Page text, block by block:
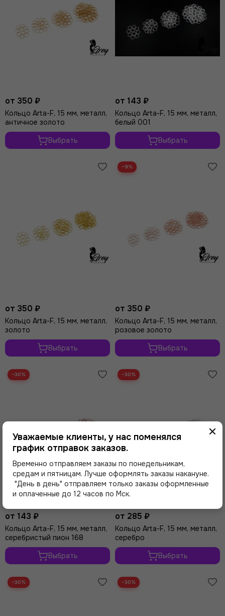
от 350 ₽
Кольцо Arta-F, 15 мм, металл,
античное золото
Выбрать
от 143 ₽
Кольцо Arta-F, 15 мм, металл,
белый 001
Выбрать
от 350 ₽
Кольцо Arta-F, 15 мм, металл,
золото
Выбрать
−9%
от 350 ₽
Кольцо Arta-F, 15 мм, металл,
розовое золото
Выбрать
−30%
от 143 ₽
Кольцо Arta-F, 15 мм, металл,
серебристый пион 168
Выбрать
−30%
от 285 ₽
Кольцо Arta-F, 15 мм, металл,
серебро
Выбрать
−30% −30%
Уважаемые клиенты, у нас поменялся
график отправок заказов.
Временно отправляем заказы по понедельникам,
средам и пятницам. Лучше оформлять заказы накануне.
"День в день" отправляем только заказы оформленные
и оплаченные до 12 часов по Мск.